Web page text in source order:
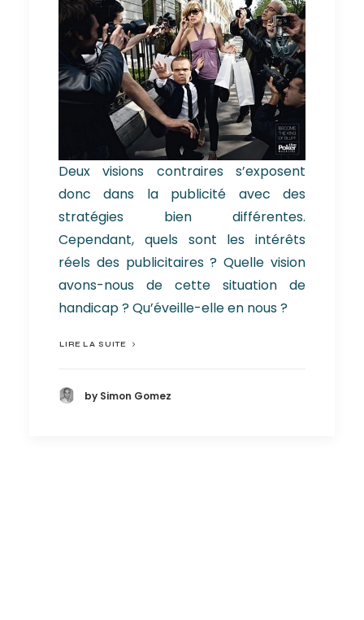
Deux visions contraires s’exposent
donc dans la publicité avec des
stratégies bien différentes.
Cependant, quels sont les intérêts
réels des publicitaires ? Quelle vision
avons-nous de cette situation de
handicap ? Qu’éveille-elle en nous ?
LIRE LA SUITE
by Simon Gomez